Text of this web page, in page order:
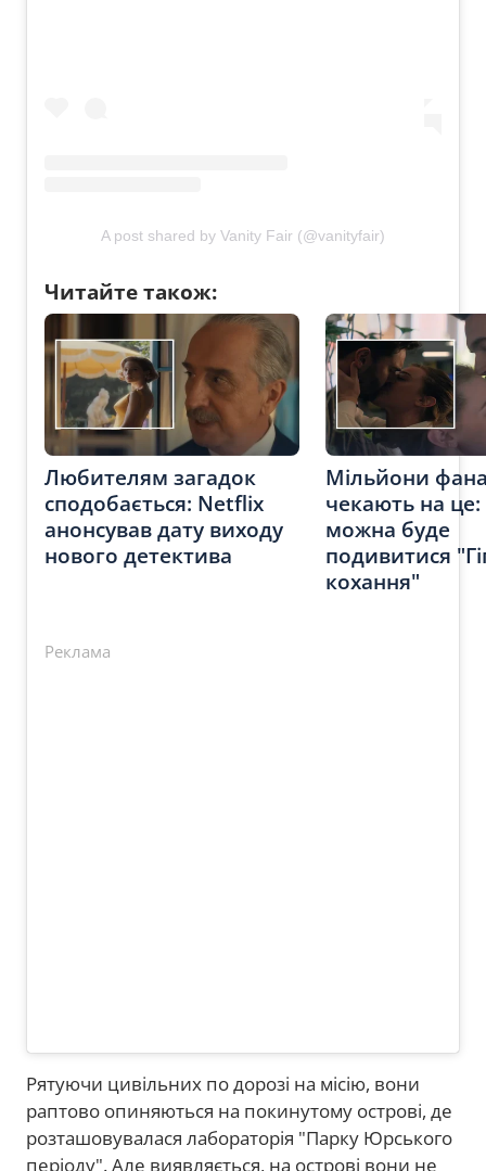
A post shared by Vanity Fair (@vanityfair)
Читайте також:
Любителям загадок
сподобається: Netflix
анонсував дату виходу
нового детектива
Мільйони
чекають на
можна буде
подивитися
кохання"
Реклама
Рятуючи цивільних по дорозі на місію, вони
раптово опиняються на покинутому острові, де
розташовувалася лабораторія "Парку Юрського
періоду". Але виявляється, на острові вони не